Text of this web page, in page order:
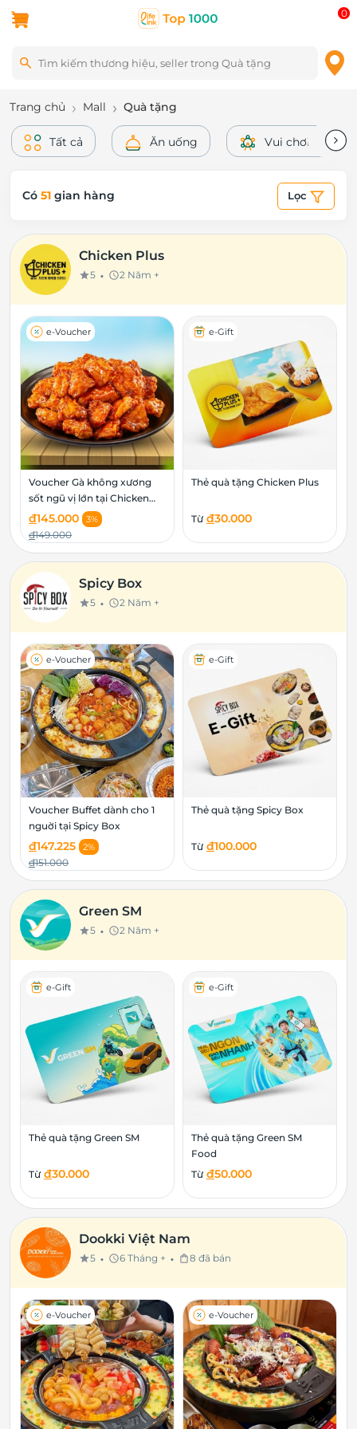
0
Trang chủ Mall Quà tặng
Tất cả Ăn uống Vui chơi - Giải trí
Có 51 gian hàng Lọc
Chicken Plus
star5 • schedule2 Năm +
Voucher Gà không xương
sốt ngũ vị lớn tại Chicken
Plus
e-Voucher
đ145.000 3%
đ149.000
e-Gift
Thẻ quà tặng Chicken Plus
Từ đ30.000
Spicy Box
star5 • schedule2 Năm +
Voucher Buffet dành cho 1
nguời tại Spicy Box
e-Voucher
đ147.225 2%
đ151.000
e-Gift
Thẻ quà tặng Spicy Box
Từ đ100.000
Green SM
star5 • schedule2 Năm +
e-Gift
Thẻ quà tặng Green SM
Từ đ30.000
e-Gift
Thẻ quà tặng Green SM
Food
Từ đ50.000
Dookki Việt Nam
star5 • schedule6 Tháng + • shopping_bag8 đã bán
e-Voucher e-Voucher